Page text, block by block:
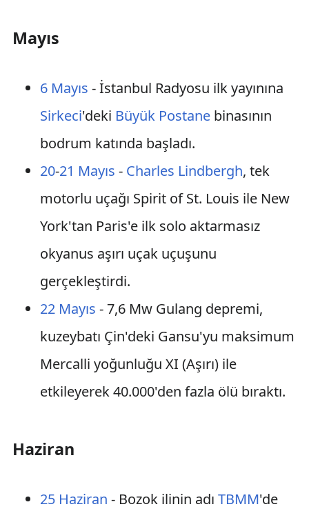
Mayıs
6 Mayıs - İstanbul Radyosu ilk yayınına
Sirkeci'deki Büyük Postanebinasının
bodrum katında başladı.
20-21 Mayıs - Charles Lindbergh, tek
motorlu uçağı Spirit of St. Louis ile New
York'tan Paris'e ilk solo aktarmasız
okyanus aşırı uçak uçuşunu
gerçekleştirdi.
22 Mayıs - 7,6 Mw Gulang depremi,
kuzeybatı Çin'deki Gansu'yu maksimum
Mercalli yoğunluğu XI (Aşırı) ile
etkileyerek 40.000'den fazla ölü bıraktı.
Haziran
25 Haziran - Bozok ilinin adı TBMM'de